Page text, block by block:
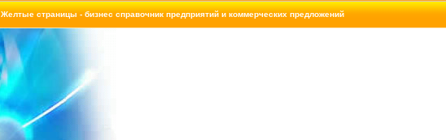
Желтые страницы - бизнес справочник предприятий и коммерческих предложений